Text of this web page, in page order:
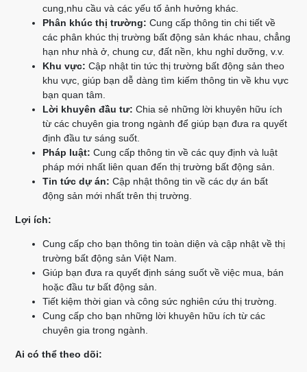
cung,nhu cầu và các yếu tố ảnh hưởng khác.
Phân khúc thị trường: Cung cấp thông tin chi tiết về
các phân khúc thị trường bất động sản khác nhau, chẳng
hạn như nhà ở, chung cư, đất nền, khu nghỉ dưỡng, v.v.
Khu vực: Cập nhật tin tức thị trường bất động sản theo
khu vực, giúp bạn dễ dàng tìm kiếm thông tin về khu vực
bạn quan tâm.
Lời khuyên đầu tư: Chia sẻ những lời khuyên hữu ích
từ các chuyên gia trong ngành để giúp bạn đưa ra quyết
định đầu tư sáng suốt.
Pháp luật: Cung cấp thông tin về các quy định và luật
pháp mới nhất liên quan đến thị trường bất động sản.
Tin tức dự án: Cập nhật thông tin về các dự án bất
động sản mới nhất trên thị trường.
Lợi ích:
Cung cấp cho bạn thông tin toàn diện và cập nhật về thị
trường bất động sản Việt Nam.
Giúp bạn đưa ra quyết định sáng suốt về việc mua, bán
hoặc đầu tư bất động sản.
Tiết kiệm thời gian và công sức nghiên cứu thị trường.
Cung cấp cho bạn những lời khuyên hữu ích từ các
chuyên gia trong ngành.
Ai có thể theo dõi: